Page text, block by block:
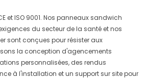
et ISO 9001. Nos panneaux sandwich
du secteur de la santé et nos
sont conçues pour résister aux
la conception d'agencements
personnalisées, des rendus
à l'installation et un support sur site pour